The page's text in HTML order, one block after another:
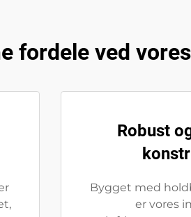
fordele ved
Robust
Bygget med
er vores